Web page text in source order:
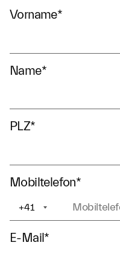
Vorname*
Name*
PLZ*
Mobiltelefon*
+41
E-Mail*